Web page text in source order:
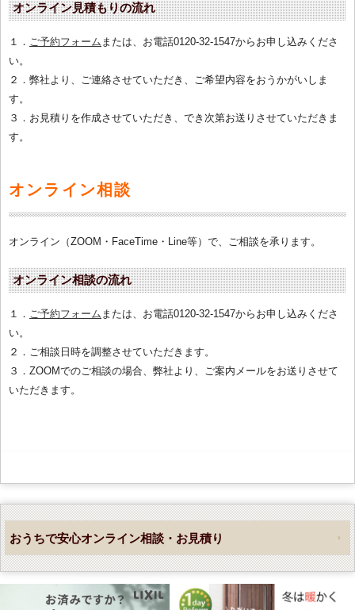
オンライン見積もりの流れ
１． ご予約フォーム または、お電話0120-32-1547からお申し込みくださ
い。
２．弊社より、ご連絡させていただき、ご希望内容をおうかがいしま
す。
３．お見積りを作成させていただき、でき次第お送りさせていただきま
す。
オンライン相談
オンライン（ZOOM・FaceTime・Line等）で、ご相談を承ります。
オンライン相談の流れ
１． ご予約フォーム または、お電話0120-32-1547からお申し込みくださ
い。
２．ご相談日時を調整させていただきます。
３．ZOOMでのご相談の場合、弊社より、ご案内メールをお送りさせて
いただきます。
おうちで安心オンライン相談・お見積り